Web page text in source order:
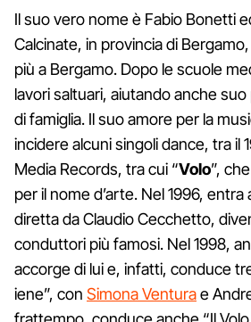
Il suo vero nome è Fabio Bonetti
Calcinate, in provincia di
più a Bergamo. Dopo le scuole
lavori saltuari, aiutando anche
di famiglia. Il suo amore per la
incidere alcuni singoli dance, tra il
Media Records, tra cui “Volo”,
per il nome d’arte. Nel 1996, entra
diretta da Claudio Cecchetto,
conduttori più famosi. Nel 1998,
accorge di lui e, infatti, conduce
iene”, con Simona Venturae